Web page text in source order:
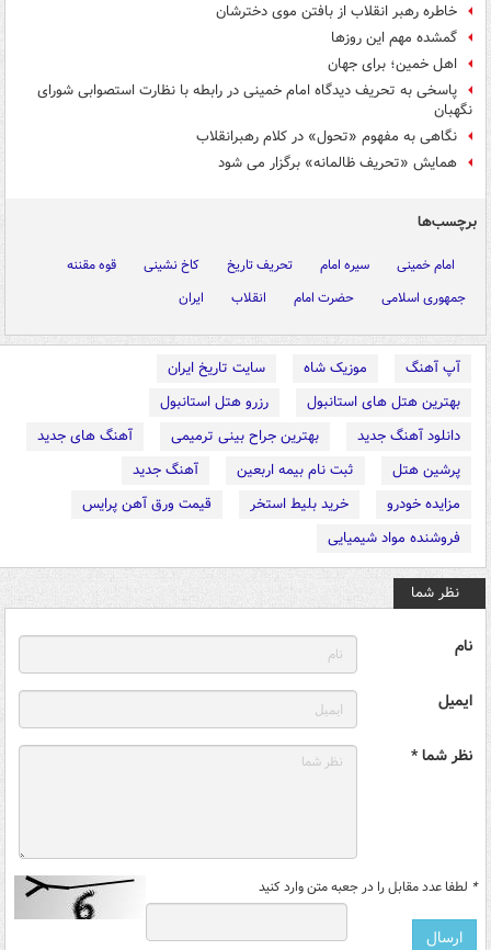
خاطره رهبر انقلاب از بافتن موی دخترشان
گمشده مهم این روزها
اهل خمین؛ برای جهان
پاسخی به تحریف دیدگاه امام خمینی در رابطه با نظارت استصوابی شورای
نگهبان
نگاهی به مفهوم «تحول» در کلام رهبرانقلاب
همایش «تحریف ظالمانه» برگزار می شود
برچسب‌ها
امام خمینی سیره امام تحریف تاریخ کاخ نشینی
قوه مقننه
جمهوری اسلامی
حضرت امام انقلاب ایران
آپ آهنگ موزیک شاه
سایت تاریخ ایران
بهترین هتل های استانبول
رزرو هتل استانبول
دانلود آهنگ جدید
بهترین جراح بینی ترمیمی
آهنگ های جدید
پرشین هتل
ثبت نام بیمه اربعین
آهنگ جدید
مزایده خودرو
خرید بلیط استخر
قیمت ورق آهن پرایس
فروشنده مواد شیمیایی
نظر شما
نام
ایمیل
نظر شما *
* لطفا عدد مقابل را در جعبه متن وارد کنید